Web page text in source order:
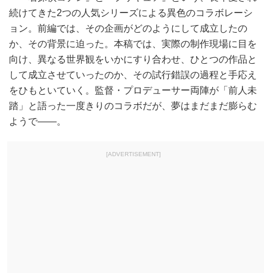
続けてきた2つの人気シリーズによる異色のコラボレーシ
ョン。前編では、その企画がどのようにして成立したの
か、その背景に迫った。本稿では、実際の制作現場に目を
向け、異なる世界観をいかにすり合わせ、ひとつの作品と
して成立させていったのか、その試行錯誤の過程と手応え
をひもといていく。監督・プロデューサー両陣が「前人未
踏」と語った一度きりのコラボだが、夢はまだまだ膨らむ
ようで――。
[ADVERTISEMENT]